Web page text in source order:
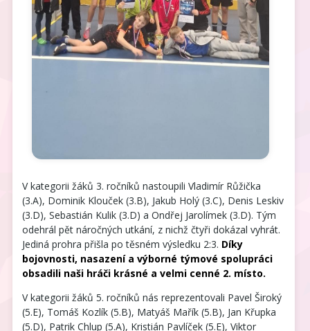
V kategorii žáků 3. ročníků nastoupili Vladimír Růžička
(3.A), Dominik Klouček (3.B), Jakub Holý (3.C), Denis Leskiv
(3.D), Sebastián Kulik (3.D) a Ondřej Jarolímek (3.D). Tým
odehrál pět náročných utkání, z nichž čtyři dokázal vyhrát.
Jediná prohra přišla po těsném výsledku 2:3. Díky
bojovnosti, nasazení a výborné týmové spolupráci
obsadili naši hráči krásné a velmi cenné 2. místo.
V kategorii žáků 5. ročníků nás reprezentovali Pavel Široký
(5.E), Tomáš Kozlík (5.B), Matyáš Mařík (5.B), Jan Křupka
(5.D), Patrik Chlup (5.A), Kristián Pavlíček (5.E), Viktor